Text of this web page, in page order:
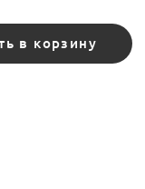
в корзину